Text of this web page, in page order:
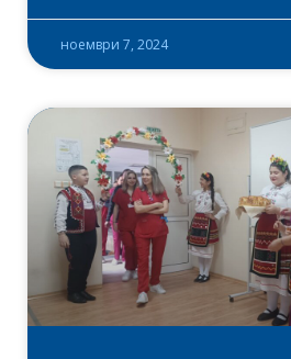
ноември 7, 2024